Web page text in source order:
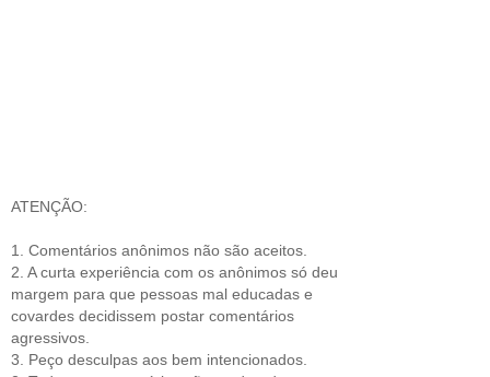
ATENÇÃO:
1. Comentários anônimos não são aceitos.
2. A curta experiência com os anônimos só deu
margem para que pessoas mal educadas e
covardes decidissem postar comentários
agressivos.
3. Peço desculpas aos bem intencionados.